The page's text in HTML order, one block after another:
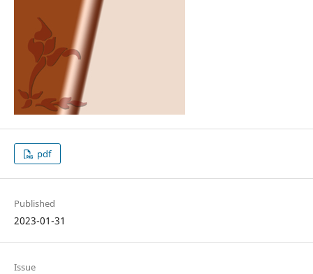
pdf
Published
2023-01-31
Issue